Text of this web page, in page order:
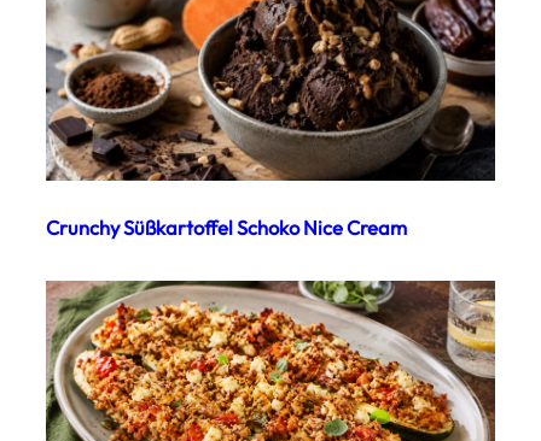
Crunchy Süßkartoffel Schoko Nice Cream